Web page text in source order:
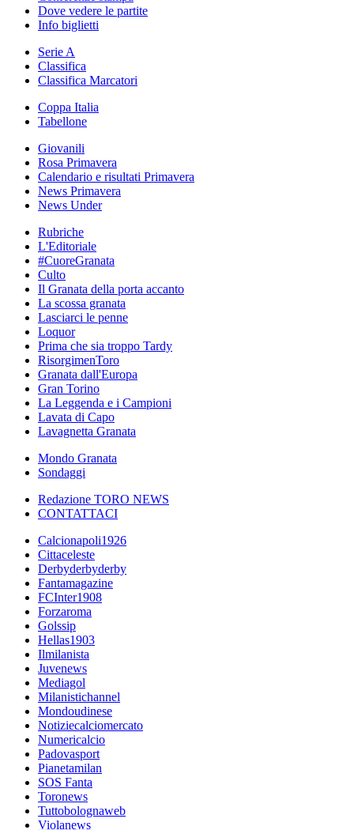
Dove vedere le partite
Info biglietti
Serie A
Classifica
Classifica Marcatori
Coppa Italia
Tabellone
Giovanili
Rosa Primavera
Calendario e risultati Primavera
News Primavera
News Under
Rubriche
L'Editoriale
#CuoreGranata
Culto
Il Granata della porta accanto
La scossa granata
Lasciarci le penne
Loquor
Prima che sia troppo Tardy
RisorgimenToro
Granata dall'Europa
Gran Torino
La Leggenda e i Campioni
Lavata di Capo
Lavagnetta Granata
Mondo Granata
Sondaggi
Redazione TORO NEWS
CONTATTACI
Calcionapoli1926
Cittaceleste
Derbyderbyderby
Fantamagazine
FCInter1908
Forzaroma
Golssip
Hellas1903
Ilmilanista
Juvenews
Mediagol
Milanistichannel
Mondoudinese
Notiziecalciomercato
Numericalcio
Padovasport
Pianetamilan
SOS Fanta
Toronews
Tuttobolognaweb
Violanews